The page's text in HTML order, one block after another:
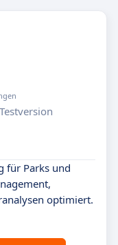
für Parks und
optimiert.